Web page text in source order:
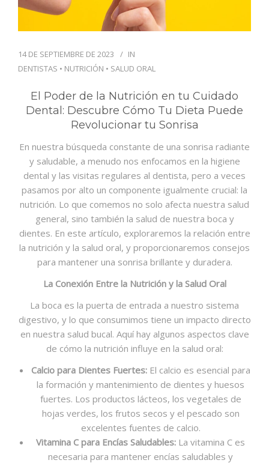
14 DE SEPTIEMBRE DE 2023
IN
DENTISTAS • NUTRICIÓN • SALUD ORAL
El Poder de la Nutrición en tu Cuidado
Dental: Descubre Cómo Tu Dieta Puede
Revolucionar tu Sonrisa
En nuestra búsqueda constante de una sonrisa radiante
y saludable, a menudo nos enfocamos en la higiene
dental y las visitas regulares al dentista, pero a veces
pasamos por alto un componente igualmente crucial: la
nutrición. Lo que comemos no solo afecta nuestra salud
general, sino también la salud de nuestra boca y
dientes. En este artículo, exploraremos la relación entre
la nutrición y la salud oral, y proporcionaremos consejos
para mantener una sonrisa brillante y duradera.
La Conexión Entre la Nutrición y la Salud Oral
La boca es la puerta de entrada a nuestro sistema
digestivo, y lo que consumimos tiene un impacto directo
en nuestra salud bucal. Aquí hay algunos aspectos clave
de cómo la nutrición influye en la salud oral:
Calcio para Dientes Fuertes:El calcio es esencial para
la formación y mantenimiento de dientes y huesos
fuertes. Los productos lácteos, los vegetales de
hojas verdes, los frutos secos y el pescado son
excelentes fuentes de calcio.
Vitamina C para Encías Saludables: La vitamina C es
necesaria para mantener encías saludables y